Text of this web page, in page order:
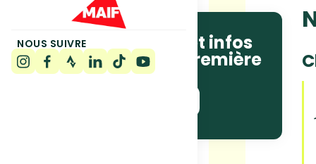
NOUS SUIVRE
Recevez les actus et infos
courses en avant-première
!